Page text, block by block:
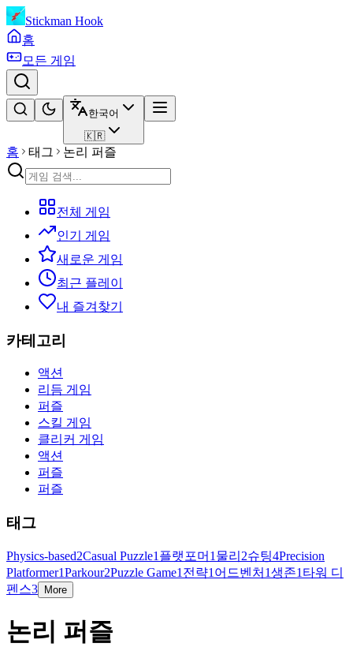
Stickman Hook
홈
모든 게임
한국어
🇰🇷
홈 태그 논리 퍼즐
전체 게임
인기 게임
새로운 게임
최근 플레이
내 즐겨찾기
카테고리
액션
리듬 게임
퍼즐
스킬 게임
클리커 게임
액션
퍼즐
퍼즐
태그
Physics-based2Casual Puzzle1 플랫포머 1 물리 2슈팅4Precision
Platformer1Parkour2Puzzle Game1 전략1 어드벤처 1생존1 타워 디
펜스3 More
논리 퍼즐